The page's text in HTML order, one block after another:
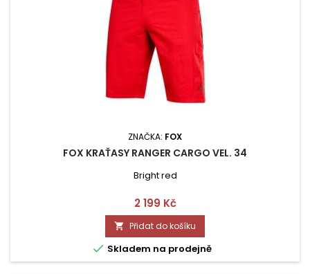
ZNAČKA: FOX
FOX KRAŤASY RANGER CARGO VEL. 34
Bright red
Cena
2 199 Kč
 Přidat do košíku
 Skladem na prodejně